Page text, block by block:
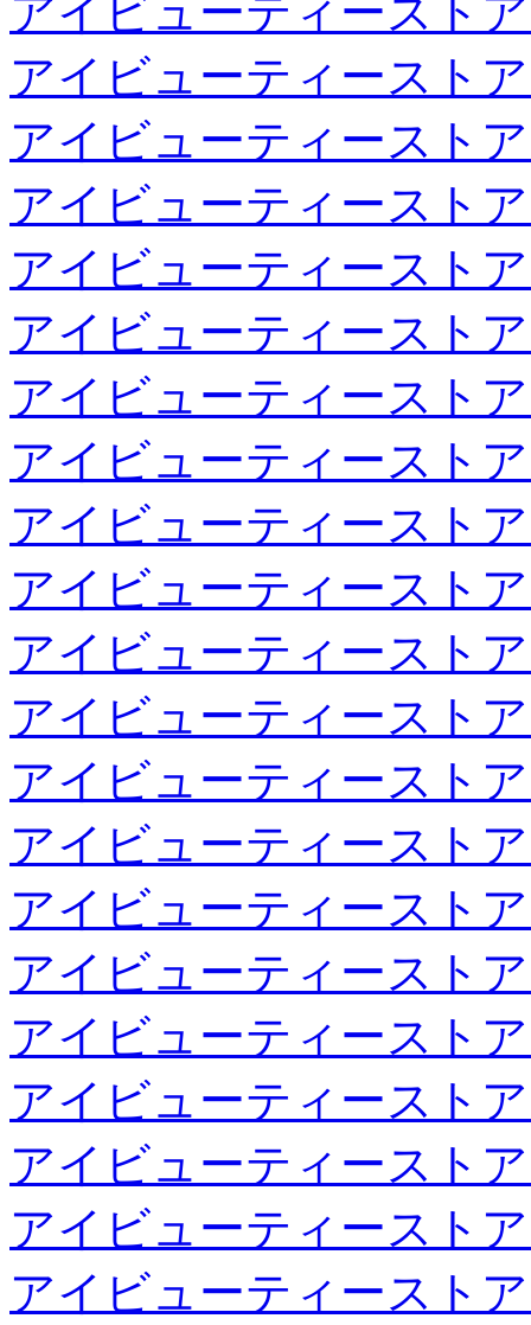
アイビューティースト
アイビューティースト
アイビューティースト
アイビューティースト
アイビューティースト
アイビューティースト
アイビューティースト
アイビューティースト
アイビューティースト
アイビューティースト
アイビューティースト
アイビューティースト
アイビューティースト
アイビューティースト
アイビューティースト
アイビューティースト
アイビューティースト
アイビューティースト
アイビューティースト
アイビューティースト
アイビューティースト